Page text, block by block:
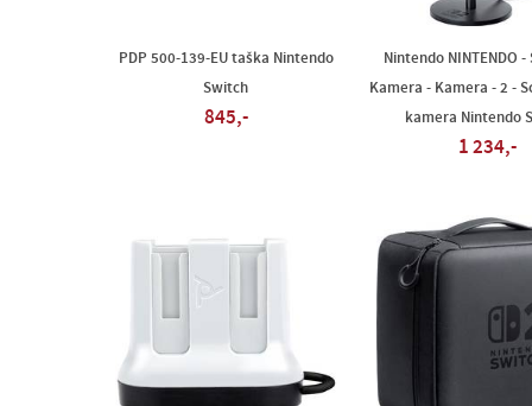
PDP 500-139-EU taška Nintendo
Switch
845,-
Nintendo NINTENDO
Kamera - Kamera - 2 -
kamera Nintendo
1 234,-